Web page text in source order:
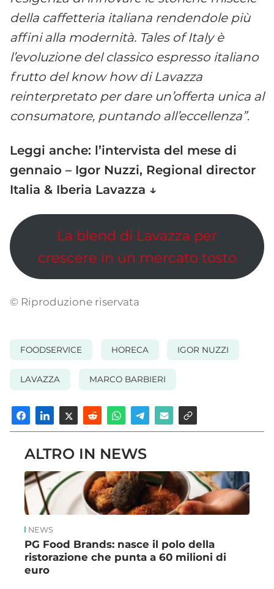
della caffetteria italiana rendendole più
affini alla modernità. Tales of Italy è
l’evoluzione del classico espresso italiano
frutto del know how di Lavazza
reinterpretato per dare un’offerta unica al
consumatore, puntando all’eccellenza”.
Leggi anche: l’intervista del mese di
gennaio – Igor Nuzzi, Regional director
Italia & Iberia Lavazza ↓
La blend di Lavazza per
crescere in un mercato tosto
© Riproduzione riservata
FOODSERVICE HORECA IGOR NUZZI
LAVAZZA MARCO BARBIERI
ALTRO IN NEWS
NEWS
PG Food Brands: nasce il polo della
ristorazione che punta a 60 milioni di
euro